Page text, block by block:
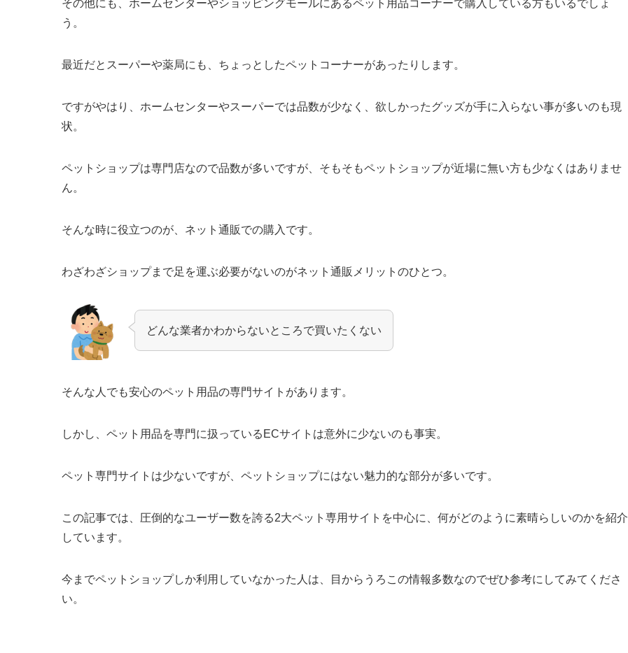
その他にも、ホームセンターやショッピングモールにあるペット用品コーナーで購入している方もいるでしょ
う。
最近だとスーパーや薬局にも、ちょっとしたペットコーナーがあったりします。
ですがやはり、ホームセンターやスーパーでは品数が少なく、欲しかったグッズが手に入らない事が多いのも現
状。
ペットショップは専門店なので品数が多いですが、そもそもペットショップが近場に無い方も少なくはありませ
ん。
そんな時に役立つのが、ネット通販での購入です。
わざわざショップまで足を運ぶ必要がないのがネット通販メリットのひとつ。
どんな業者かわからないところで買いたくない
そんな人でも安心のペット用品の専門サイトがあります。
しかし、ペット用品を専門に扱っているECサイトは意外に少ないのも事実。
ペット専門サイトは少ないですが、ペットショップにはない魅力的な部分が多いです。
この記事では、圧倒的なユーザー数を誇る2大ペット専用サイトを中心に、何がどのように素晴らしいのかを紹介
しています。
今までペットショップしか利用していなかった人は、目からうろこの情報多数なのでぜひ参考にしてみてくださ
い。